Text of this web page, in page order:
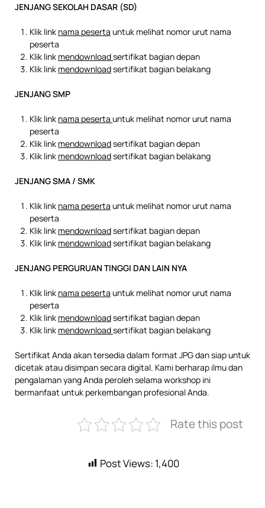
JENJANG SEKOLAH DASAR (SD)
Klik link nama peserta untuk melihat nomor urut nama
peserta
Klik link mendownloadsertifikat bagian depan
Klik link mendownloadsertifikat bagian belakang
JENJANG SMP
Klik link nama peserta untuk melihat nomor urut nama
peserta
Klik link mendownloadsertifikat bagian depan
Klik link mendownloadsertifikat bagian belakang
JENJANG SMA / SMK
Klik link nama peserta untuk melihat nomor urut nama
peserta
Klik link mendownloadsertifikat bagian depan
Klik link mendownloadsertifikat bagian belakang
JENJANG PERGURUAN TINGGI DAN LAIN NYA
Klik link nama peserta untuk melihat nomor urut nama
peserta
Klik link mendownloadsertifikat bagian depan
Klik link mendownloadsertifikat bagian belakang
Sertifikat Anda akan tersedia dalam format JPG dan siap untuk
dicetak atau disimpan secara digital. Kami berharap ilmu dan
pengalaman yang Anda peroleh selama workshop ini
bermanfaat untuk perkembangan profesional Anda.
Rate this post
Post Views: 1,400